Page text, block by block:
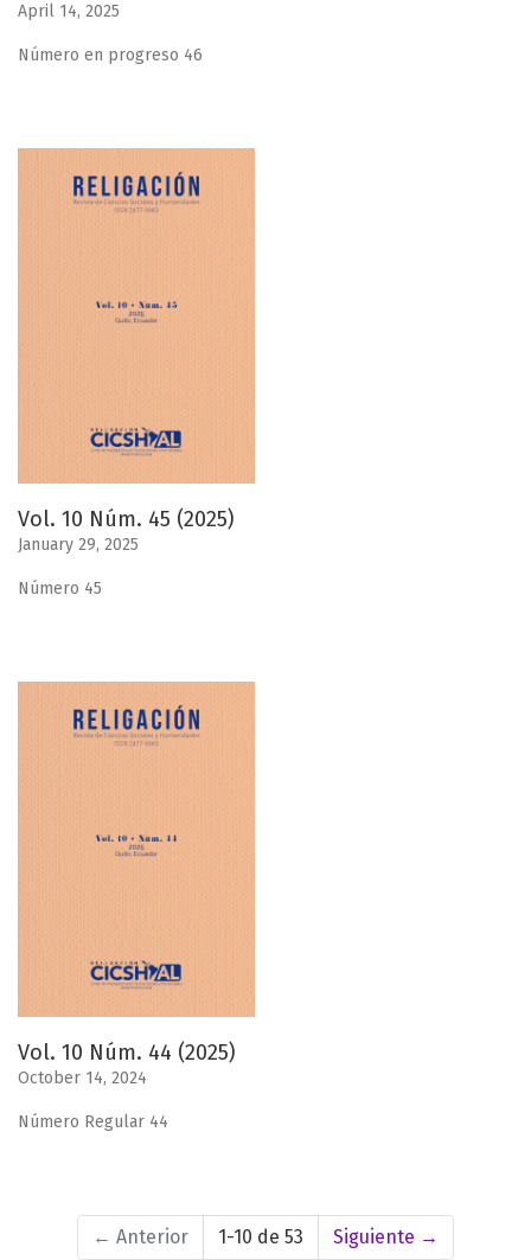
April 14, 2025
Número en progreso 46
Vol. 10 Núm. 45 (2025)
January 29, 2025
Número 45
Vol. 10 Núm. 44 (2025)
October 14, 2024
Número Regular 44
← Anterior 1-10 de 53 Siguiente →